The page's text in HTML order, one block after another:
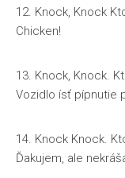
12. Knock, Knock
Chicken!
13. Knock, Knock.
Vozidlo ísť pípnutie
14. Knock Knock.
Ďakujem, ale